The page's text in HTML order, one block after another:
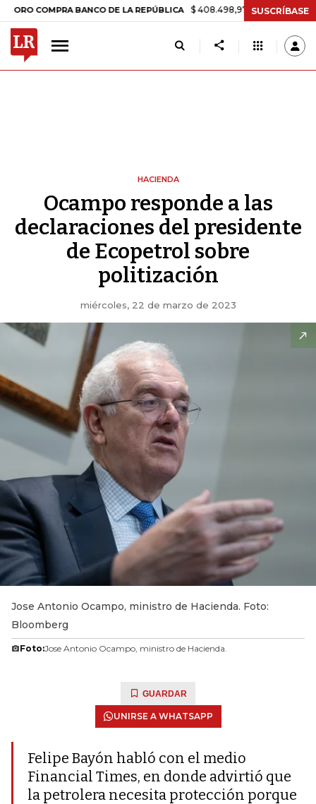
BANCO DE LA REPÚBLICA $ 408.498,97 +$ 8.753,81 +2,19%
SUSCRÍBASE
HACIENDA
Ocampo responde a las
declaraciones del presidente
de Ecopetrol sobre
politización
miércoles, 22 de marzo de 2023
Jose Antonio Ocampo, ministro de Hacienda. Foto:
Bloomberg
Foto:Jose Antonio Ocampo, ministro de Hacienda.
GUARDAR
UNIRSE A WHATSAPP
Felipe Bayón habló con el medio
Financial Times, en donde advirtió que
la petrolera necesita protección porque